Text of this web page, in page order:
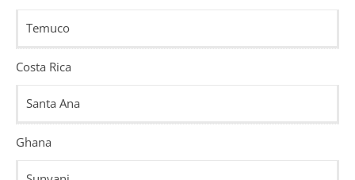
Temuco
Costa Rica
Santa Ana
Ghana